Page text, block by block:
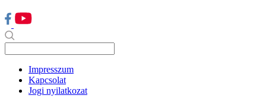
Impresszum
Kapcsolat
Jogi nyilatkozat